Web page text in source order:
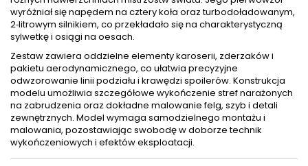
wyróżniał się napędem na cztery koła oraz turbodoładowanym,
2‑litrowym silnikiem, co przekładało się na charakterystyczną
sylwetkę i osiągi na oesach.
Zestaw zawiera oddzielne elementy karoserii, zderzaków i
pakietu aerodynamicznego, co ułatwia precyzyjne
odwzorowanie linii podziału i krawędzi spoilerów. Konstrukcja
modelu umożliwia szczegółowe wykończenie stref narażonych
na zabrudzenia oraz dokładne malowanie felg, szyb i detali
zewnętrznych. Model wymaga samodzielnego montażu i
malowania, pozostawiając swobodę w doborze technik
wykończeniowych i efektów eksploatacji.